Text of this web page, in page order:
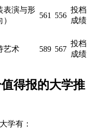
表演与形
561 556
投档
成绩
艺术 589 567
投档
成绩
得报的大学推
学有：